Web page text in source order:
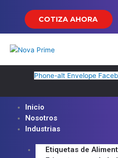
COTIZA AHORA
Phone-alt Envelope
Inicio
Nosotros
Industrias
Etiquetas de